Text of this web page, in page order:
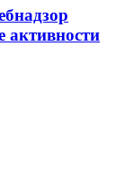
активности